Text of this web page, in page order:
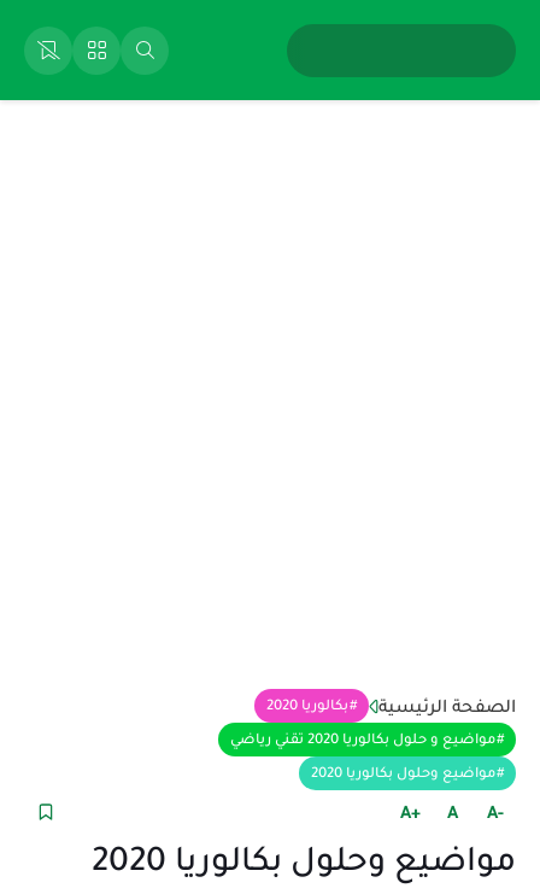
الصفحة الرئيسية بكالوريا 2020
مواضيع و حلول بكالوريا 2020 تقني رياضي
مواضيع وحلول بكالوريا 2020
+A A -A
مواضيع وحلول بكالوريا 2020